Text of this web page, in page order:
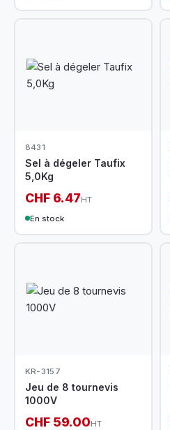
8431
Sel à dégeler Taufix
5,0Kg
CHF 6.47HT
En stock
KR-3157
Jeu de 8 tournevis
1000V
CHF 59.00HT